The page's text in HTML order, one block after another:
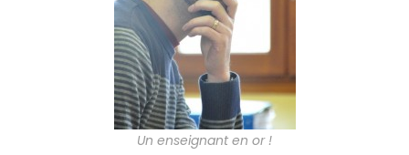
Un enseignant en or !